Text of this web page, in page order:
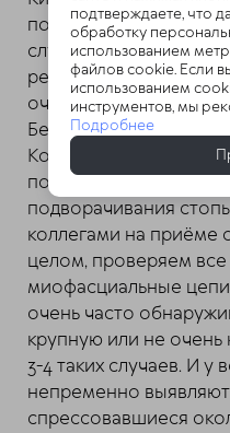
покое, может уйти
случае перегрузки
рецидивировать для
очередной раз.
Бейкера годами не
Когда они
поясничного отдела/
подворачивания
коллегами на приёме
целом, проверяем
миофасциальные
очень часто
крупную или не очень
3-4 таких случаев. И у
непременно
спрессовавшиеся
подтверждаете, что
обработку
использованием
файлов cookie. Если
использованием
инструментов, мы
Подробнее